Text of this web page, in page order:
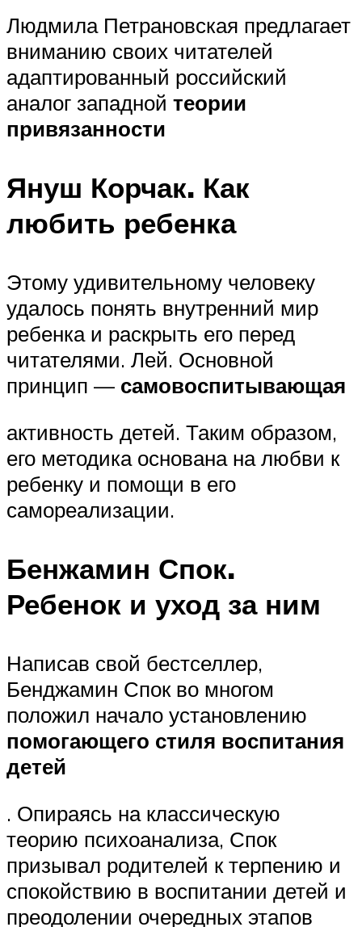
Людмила Петрановская предлагает
вниманию своих читателей
адаптированный российский
аналог западной теории
привязанности
Януш Корчак. Как
любить ребенка
Этому удивительному человеку
удалось понять внутренний мир
ребенка и раскрыть его перед
читателями. Лей. Основной
принцип — самовоспитывающая
активность детей. Таким образом,
его методика основана на любви к
ребенку и помощи в его
самореализации.
Бенжамин Спок.
Ребенок и уход за ним
Написав свой бестселлер,
Бенджамин Спок во многом
положил начало установлению
помогающего стиля воспитания
детей
. Опираясь на классическую
теорию психоанализа, Спок
призывал родителей к терпению и
спокойствию в воспитании детей и
преодолении очередных этапов